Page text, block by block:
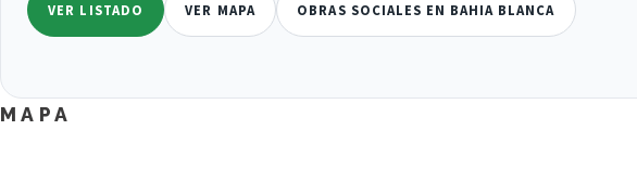
VER LISTADO VER MAPA OBRAS SOCIALES EN BAHIA BLANCA
MAPA